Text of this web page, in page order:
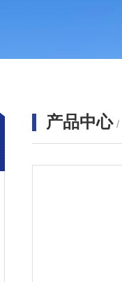
产品中心 /